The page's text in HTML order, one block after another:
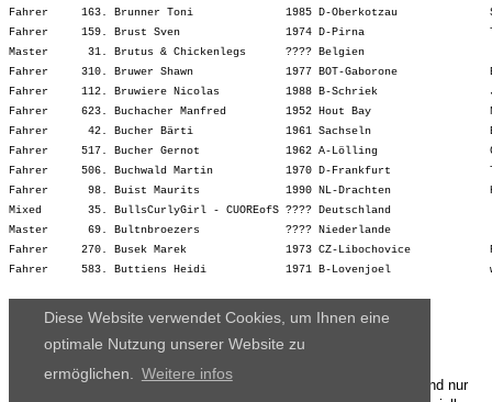
Diese Website verwendet Cookies, um Ihnen eine
optimale Nutzung unserer Website zu
ermöglichen.
Weitere infos
Die Ergebnisse, das Bildmaterial und das weitere Datenmaterial sind nur